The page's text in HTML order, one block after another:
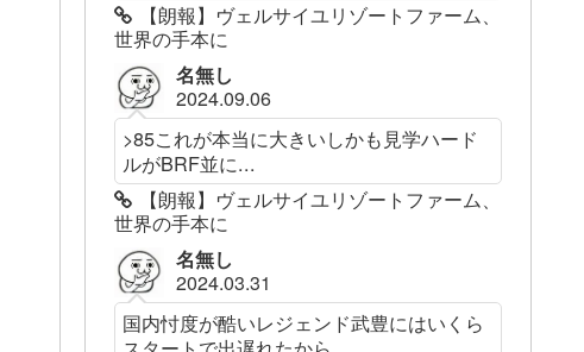
【朗報】ヴェルサイユリゾートファーム、
世界の手本に
名無し
2024.09.06
>85これが本当に大きいしかも見学ハード
ルがBRF並に...
【朗報】ヴェルサイユリゾートファーム、
世界の手本に
名無し
2024.03.31
国内忖度が酷いレジェンド武豊にはいくら